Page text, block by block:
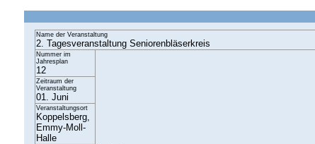
Name der Veranstaltung
2. Tagesveranstaltung Seniorenbläserkreis
Nummer im
Jahresplan
12
Zeitraum der
Veranstaltung
01. Juni
Veranstaltungsort
Koppelsberg,
Emmy-Moll-
Halle